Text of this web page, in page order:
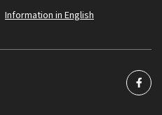
Information in English